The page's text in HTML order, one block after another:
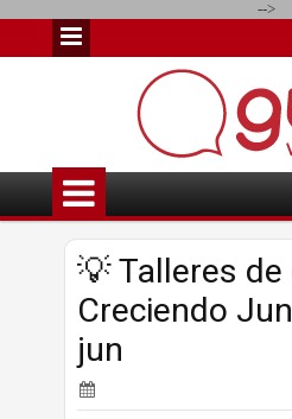
-->
💡 Talleres de
Creciendo
jun